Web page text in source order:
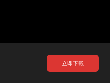
立即下載